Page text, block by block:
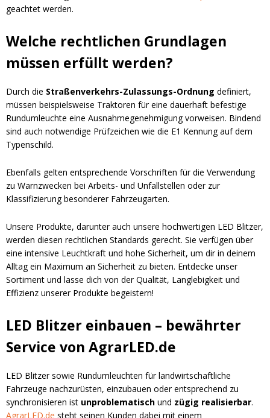
geachtet werden.
Welche rechtlichen Grundlagen
müssen erfüllt werden?
Durch die Straßenverkehrs-Zulassungs-Ordnung definiert,
müssen beispielsweise Traktoren für eine dauerhaft befestige
Rundumleuchte eine Ausnahmegenehmigung vorweisen. Bindend
sind auch notwendige Prüfzeichen wie die E1 Kennung auf dem
Typenschild.
Ebenfalls gelten entsprechende Vorschriften für die Verwendung
zu Warnzwecken bei Arbeits- und Unfallstellen oder zur
Klassifizierung besonderer Fahrzeugarten.
Unsere Produkte, darunter auch unsere hochwertigen LED Blitzer,
werden diesen rechtlichen Standards gerecht. Sie verfügen über
eine intensive Leuchtkraft und hohe Sicherheit, um dir in deinem
Alltag ein Maximum an Sicherheit zu bieten. Entdecke unser
Sortiment und lasse dich von der Qualität, Langlebigkeit und
Effizienz unserer Produkte begeistern!
LED Blitzer einbauen – bewährter
Service von AgrarLED.de
LED Blitzer sowie Rundumleuchten für landwirtschaftliche
Fahrzeuge nachzurüsten, einzubauen oder entsprechend zu
synchronisieren ist unproblematisch und zügig realisierbar.
AgrarLED.de steht seinen Kunden dabei mit einem